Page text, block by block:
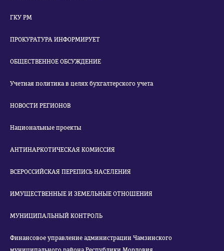
ГКУ РМ
ПРОКУРАТУРА ИНФОРМИРУЕТ
ОБЩЕСТВЕННОЕ ОБСУЖДЕНИЕ
Учетная политика в целях бухгалтерского учета
НОВОСТИ РЕГИОНОВ
Национальные проекты
АНТИНАРКОТИЧЕСКАЯ КОМИССИЯ
ВСЕРОССИЙСКАЯ ПЕРЕПИСЬ НАСЕЛЕНИЯ
ИМУЩЕСТВЕННЫЕ И ЗЕМЕЛЬНЫЕ ОТНОШЕНИЯ
МУНИЦИПАЛЬНЫЙ КОНТРОЛЬ
Финансовое управление администрации Чамзинского